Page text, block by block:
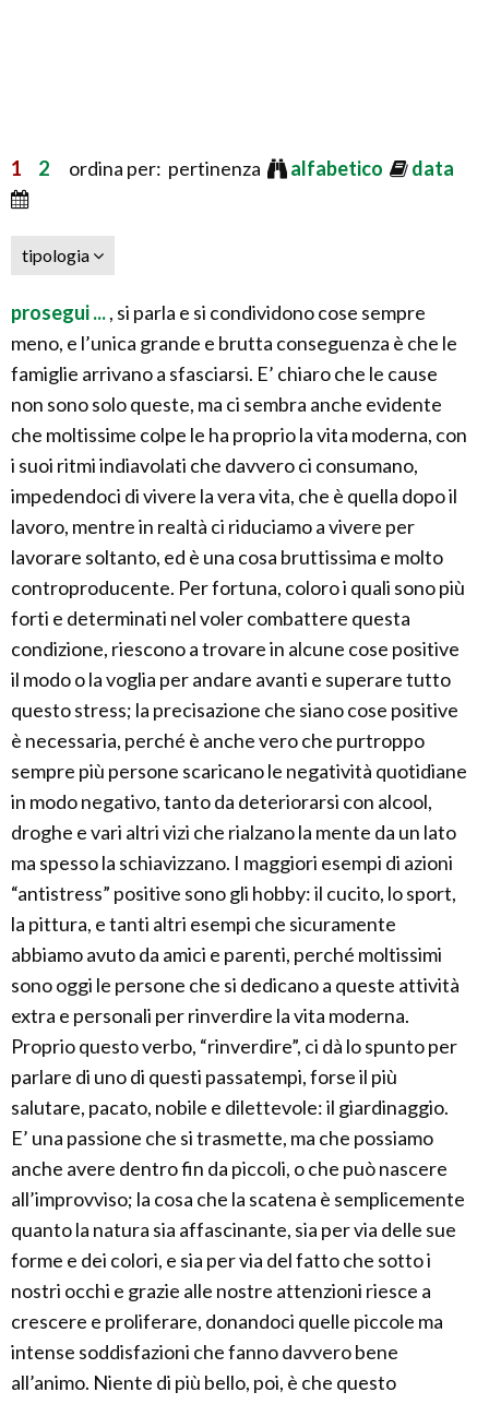
1 2 ordina per: pertinenza alfabetico data
tipologia
prosegui ..., si parla e si condividono cose sempre
meno, e l’unica grande e brutta conseguenza è che le
famiglie arrivano a sfasciarsi. E’ chiaro che le cause
non sono solo queste, ma ci sembra anche evidente
che moltissime colpe le ha proprio la vita moderna, con
i suoi ritmi indiavolati che davvero ci consumano,
impedendoci di vivere la vera vita, che è quella dopo il
lavoro, mentre in realtà ci riduciamo a vivere per
lavorare soltanto, ed è una cosa bruttissima e molto
controproducente. Per fortuna, coloro i quali sono più
forti e determinati nel voler combattere questa
condizione, riescono a trovare in alcune cose positive
il modo o la voglia per andare avanti e superare tutto
questo stress; la precisazione che siano cose positive
è necessaria, perché è anche vero che purtroppo
sempre più persone scaricano le negatività quotidiane
in modo negativo, tanto da deteriorarsi con alcool,
droghe e vari altri vizi che rialzano la mente da un lato
ma spesso la schiavizzano. I maggiori esempi di azioni
“antistress” positive sono gli hobby: il cucito, lo sport,
la pittura, e tanti altri esempi che sicuramente
abbiamo avuto da amici e parenti, perché moltissimi
sono oggi le persone che si dedicano a queste attività
extra e personali per rinverdire la vita moderna.
Proprio questo verbo, “rinverdire”, ci dà lo spunto per
parlare di uno di questi passatempi, forse il più
salutare, pacato, nobile e dilettevole: il giardinaggio.
E’ una passione che si trasmette, ma che possiamo
anche avere dentro fin da piccoli, o che può nascere
all’improvviso; la cosa che la scatena è semplicemente
quanto la natura sia affascinante, sia per via delle sue
forme e dei colori, e sia per via del fatto che sotto i
nostri occhi e grazie alle nostre attenzioni riesce a
crescere e proliferare, donandoci quelle piccole ma
intense soddisfazioni che fanno davvero bene
all’animo. Niente di più bello, poi, è che questo